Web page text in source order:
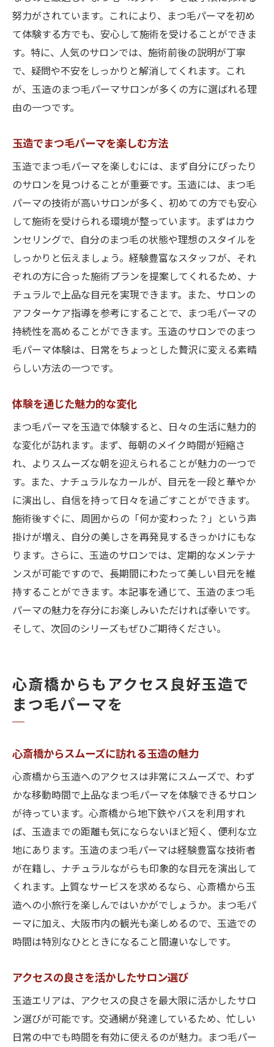
努力がされています。これにより、まつ毛パーマを初め
て体験する方でも、安心して施術を受けることができま
す。特に、人気のサロンでは、施術前後の説明が丁寧
で、疑問や不安をしっかりと解消してくれます。これ
が、玉造のまつ毛パーマサロンが多くの方に選ばれる理
由の一つです。
玉造でまつ毛パーマを楽しむ方法
玉造でまつ毛パーマを楽しむには、まず自分にぴったり
のサロンを見つけることが重要です。玉造には、まつ毛
パーマの技術が高いサロンが多く、初めての方でも安心
して施術を受けられる環境が整っています。まずはカウ
ンセリングで、自分のまつ毛の状態や理想のスタイルを
しっかりと伝えましょう。経験豊富なスタッフが、それ
ぞれの方に合った施術プランを提案してくれるため、ナ
チュラルで上品な目元を実現できます。また、サロンの
アフターケア指導を参考にすることで、まつ毛パーマの
持続性を高めることができます。玉造のサロンでのまつ
毛パーマ体験は、日常をちょっとした贅沢に変える素晴
らしい方法の一つです。
体験を通じた魅力的な変化
まつ毛パーマを玉造で体験すると、日々の生活に魅力的
な変化が訪れます。まず、毎朝のメイク時間が短縮さ
れ、よりスムーズな朝を迎えられることが魅力の一つで
す。また、ナチュラルなカールが、目元を一段と華やか
に演出し、自信を持って日々を過ごすことができます。
施術後すぐに、周囲からの「何か変わった？」という声
掛けが増え、自分の美しさを再発見するきっかけにもな
ります。さらに、玉造のサロンでは、定期的なメンテナ
ンスが可能ですので、長期間にわたって美しい目元を維
持することができます。本記事を通じて、玉造のまつ毛
パーマの魅力を存分にお楽しみいただければ幸いです。
そして、次回のシリーズもぜひご期待ください。
心斎橋からもアクセス良好玉造で
まつ毛パーマを
心斎橋からスムーズに訪れる玉造の魅力
心斎橋から玉造へのアクセスは非常にスムーズで、わず
かな移動時間で上品なまつ毛パーマを体験できるサロン
が待っています。心斎橋から地下鉄やバスを利用すれ
ば、玉造までの距離も気にならないほど短く、便利な立
地にあります。玉造のまつ毛パーマは経験豊富な技術者
が在籍し、ナチュラルながらも印象的な目元を演出して
くれます。上質なサービスを求めるなら、心斎橋から玉
造への小旅行を楽しんではいかがでしょうか。まつ毛パ
ーマに加え、大阪市内の観光も楽しめるので、玉造での
時間は特別なひとときになること間違いなしです。
アクセスの良さを活かしたサロン選び
玉造エリアは、アクセスの良さを最大限に活かしたサロ
ン選びが可能です。交通網が発達しているため、忙しい
日常の中でも時間を有効に使えるのが魅力。まつ毛パー